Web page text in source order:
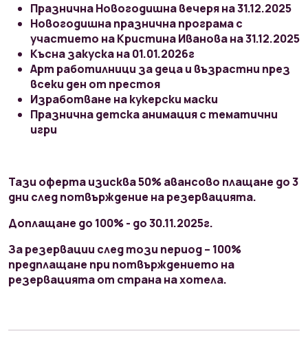
Празнична Новогодишна вечеря на 31.12.2025
Новогодишна празнична програма с
участието на Кристина Иванова на 31.12.2025
Късна закуска на 01.01.2026г
Арт работилници за деца и възрастни през
всеки ден от престоя
Изработване на кукерски маски
Празнична детска анимация с тематични
игри
Тази оферта изисква 50% авансово плащане до 3
дни след потвърждение на резервацията.
Доплащане до 100% - до 30.11.2025г.
За резервации след този период – 100%
предплащане при потвърждението на
резервацията от страна на хотела.